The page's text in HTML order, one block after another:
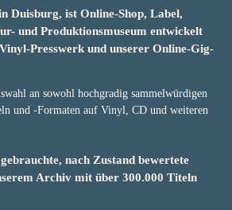
Duisburg, ist Online-Shop, Label,
und Produktionsmuseum entwickelt
Presswerk und unserer Online-Gig-
an sowohl hochgradig sammelwürdigen
und -Formaten auf Vinyl, CD und weiteren
nach Zustand bewertete
Archiv mit über 300.000 Titeln